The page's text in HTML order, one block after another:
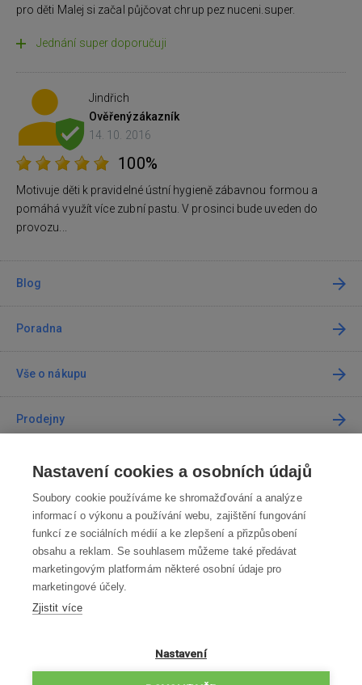
pro děti Malej si začal půjčovat chrup pez nuceni.super.
Jednání super doporučuji
Jindřich
Ověřenýzákazník
14. 10. 2016
100%
Motivuje děti k pravidelné ústní hygieně zábavnou formou a
pomáhá využít více zubní pastu. V prosinci bude uveden do
provozu...
Blog
Poradna
Vše o nákupu
Prodejny
Kontakt
Kontaktujte nás
info@robotworld.cz
220 770 770 Po-Pá 8:00—16:00
VŠECHNY KONTAKTY
Nastavení cookies a osobních údajů
Soubory cookie používáme ke shromažďování a analýze
informací o výkonu a používání webu, zajištění fungování
funkcí ze sociálních médií a ke zlepšení a přizpůsobení
obsahu a reklam. Se souhlasem můžeme také předávat
marketingovým platformám některé osobní údaje pro
marketingové účely.
Zjistit více
Nastavení